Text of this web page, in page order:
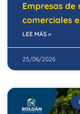
Empresas
comerciales
LEE MÁS »
25/06/2026